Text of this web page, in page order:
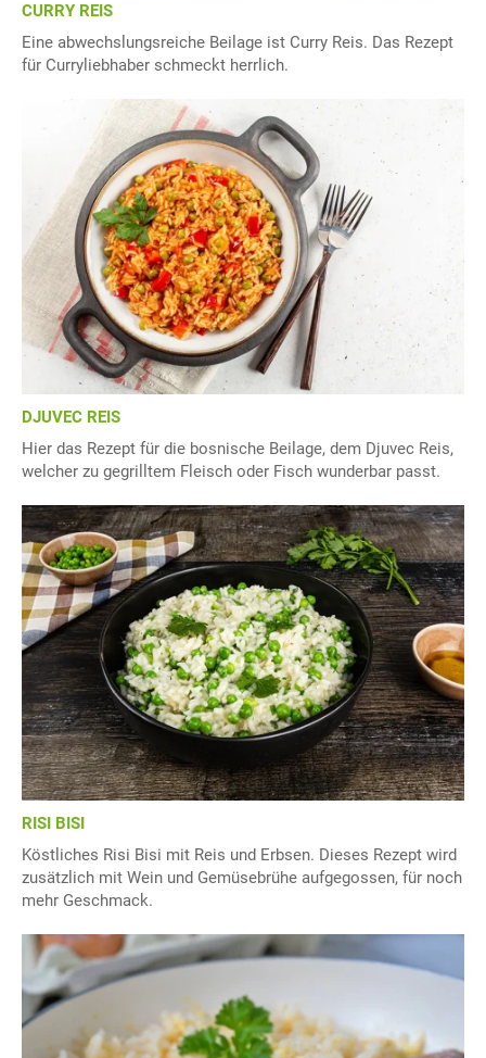
CURRY REIS
Eine abwechslungsreiche Beilage ist Curry Reis. Das Rezept
für Curryliebhaber schmeckt herrlich.
DJUVEC REIS
Hier das Rezept für die bosnische Beilage, dem Djuvec Reis,
welcher zu gegrilltem Fleisch oder Fisch wunderbar passt.
RISI BISI
Köstliches Risi Bisi mit Reis und Erbsen. Dieses Rezept wird
zusätzlich mit Wein und Gemüsebrühe aufgegossen, für noch
mehr Geschmack.